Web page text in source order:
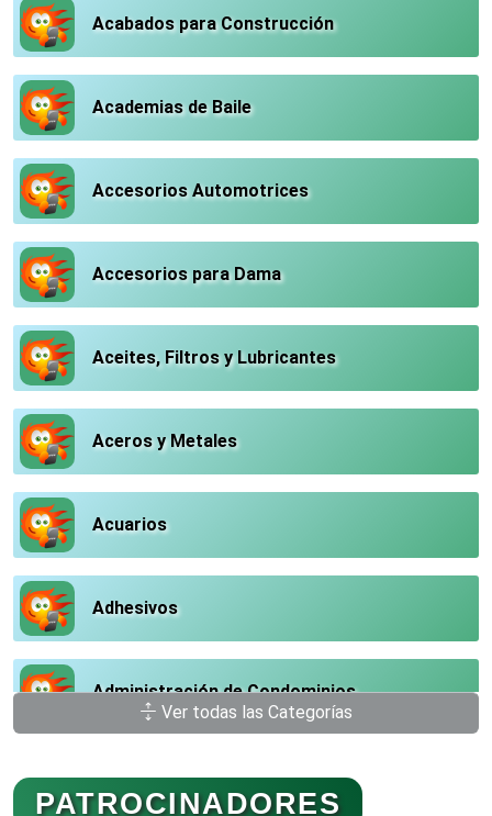
Acabados para Construcción
Academias de Baile
Accesorios Automotrices
Accesorios para Dama
Aceites, Filtros y Lubricantes
Aceros y Metales
Acuarios
Adhesivos
Administración de Condominios
Administración de Empresas
Ver todas las Categorías
PATROCINADORES